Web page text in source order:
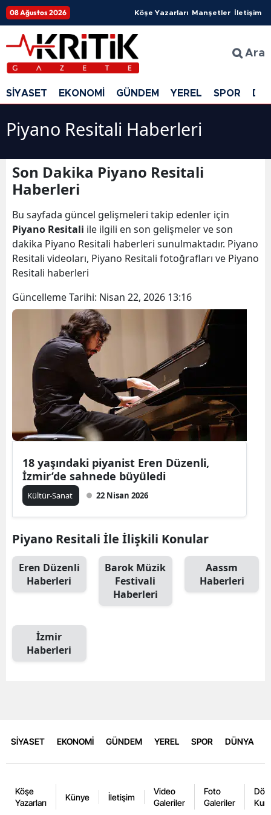
08 Ağustos 2026 Köşe Yazarları Manşetler İletişim
Ara
SİYASET EKONOMİ GÜNDEM YEREL SPOR
Piyano Resitali Haberleri
Son Dakika Piyano Resitali
Haberleri
Bu sayfada güncel gelişmeleri takip edenler için
Piyano Resitali ile ilgili en son gelişmeler ve son
dakika Piyano Resitali haberleri sunulmaktadır. Piyano
Resitali videoları, Piyano Resitali fotoğrafları ve Piyano
Resitali haberleri
Güncelleme Tarihi: Nisan 22, 2026 13:16
18 yaşındaki piyanist Eren Düzenli,
İzmir’de sahnede büyüledi
Kültür-Sanat 22 Nisan 2026
Piyano Resitali İle İlişkili Konular
Eren Düzenli
Haberleri
Barok Müzik
Festivali
Haberleri
Aassm
Haberleri
İzmir
Haberleri
SİYASET EKONOMİ GÜNDEM YEREL SPOR DÜNYA
Köşe
Yazarları
Künye İletişim
Video
Galeriler
Foto
Galeriler